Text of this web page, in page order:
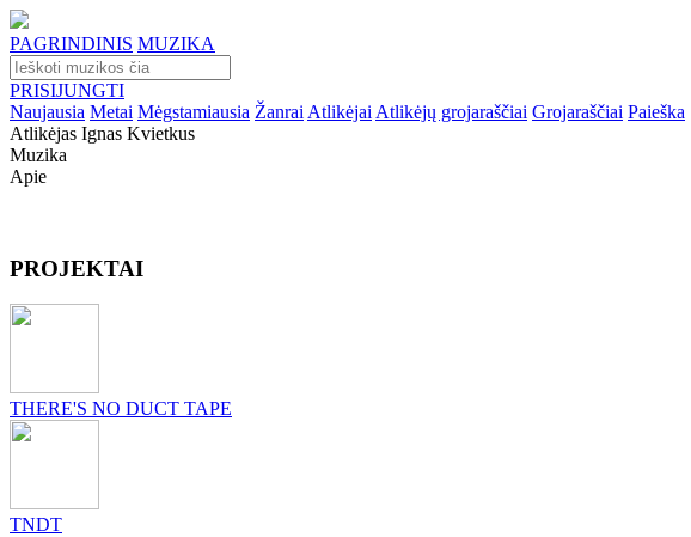
PAGRINDINIS MUZIKA
PRISIJUNGTI
Naujausia Metai Mėgstamiausia Žanrai Atlikėjai Atlikėjų grojaraščiai Grojaraščiai Paieška
Atlikėjas Ignas Kvietkus
Muzika
Apie
PROJEKTAI
THERE'S NO DUCT TAPE
TNDT